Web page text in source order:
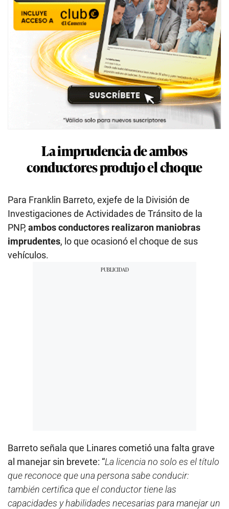
La imprudencia de ambos
conductores produjo el choque
Para Franklin Barreto, exjefe de la División de
Investigaciones de Actividades de Tránsito de la
PNP, ambos conductores realizaron maniobras
imprudentes, lo que ocasionó el choque de sus
vehículos.
Barreto señala que Linares cometió una falta grave
al manejar sin brevete: “La licencia no solo es el título
que reconoce que una persona sabe conducir:
también certifica que el conductor tiene las
capacidades y habilidades necesarias para manejar un